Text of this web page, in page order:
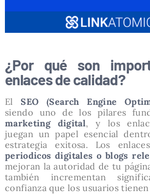
¿Por qué son
enlaces de calidad?
ElSEO (Search Engine
siendo uno de los pilares
marketing digital, y los
juegan un papel esencial
estrategia exitosa. Los
periodicos digitales o blogs
mejoran la autoridad de tu
también incrementan
confianza que los usuarios